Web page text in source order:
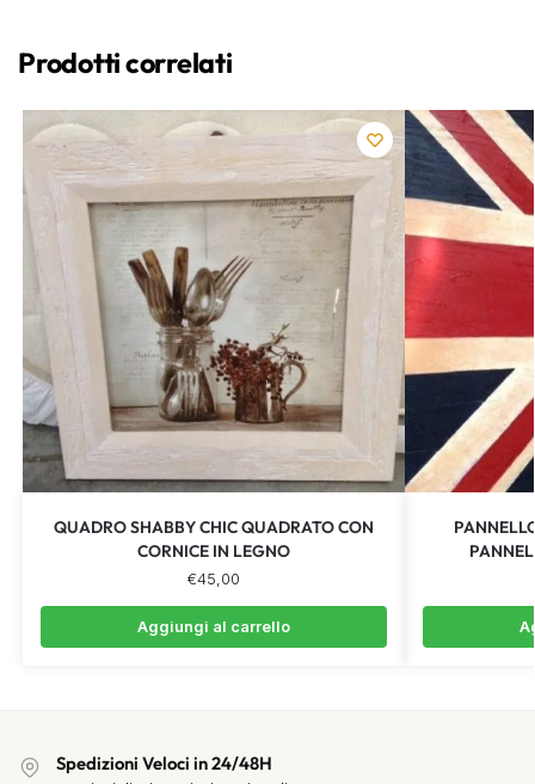
Prodotti correlati
QUADRO SHABBY CHIC QUADRATO CON
CORNICE IN LEGNO
€45,00
Aggiungi al carrello
Spedizioni Veloci in 24/48H